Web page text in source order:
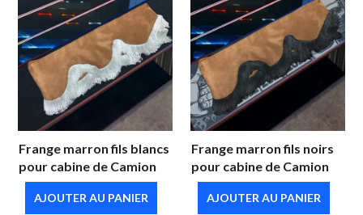
Frange marron fils blancs
pour cabine de Camion
AJOUTER AU PANIER
Frange marron fils noirs
pour cabine de Camion
AJOUTER AU PANIER